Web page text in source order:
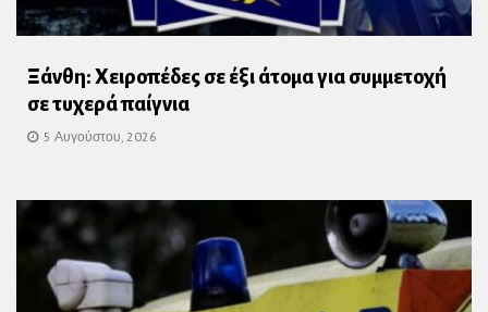
Ξάνθη: Χειροπέδες σε έξι άτομα για συμμετοχή
σε τυχερά παίγνια
5 Αυγούστου, 2026